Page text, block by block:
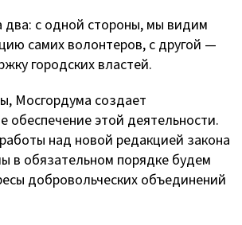
два: с одной стороны, мы видим
самих волонтеров, с другой —
городских властей.
Мосгордума создает
обеспечение этой деятельности.
над новой редакцией закона
в обязательном порядке будем
добровольческих объединений